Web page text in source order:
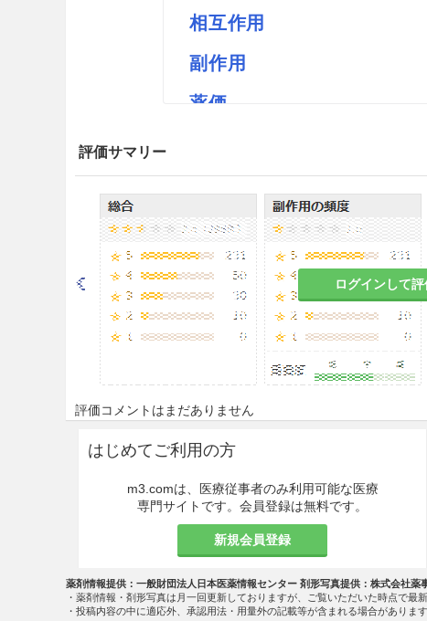
相互作用
副作用
薬価
評価サマリー
ログインして
評価コメントはまだありません
はじめてご利用の方
m3.comは、医療従事者のみ利用可能な医療
専門サイトです。会員登録は無料です。
新規会員登録
薬剤情報提供：一般財団法人日本医薬情報センター 剤形写真提供：株式会社薬
・薬剤情報・剤形写真は月一回更新しておりますが、ご覧いただいた時点で
・投稿内容の中に適応外、承認用法・用量外の記載等が含まれる場合がありま